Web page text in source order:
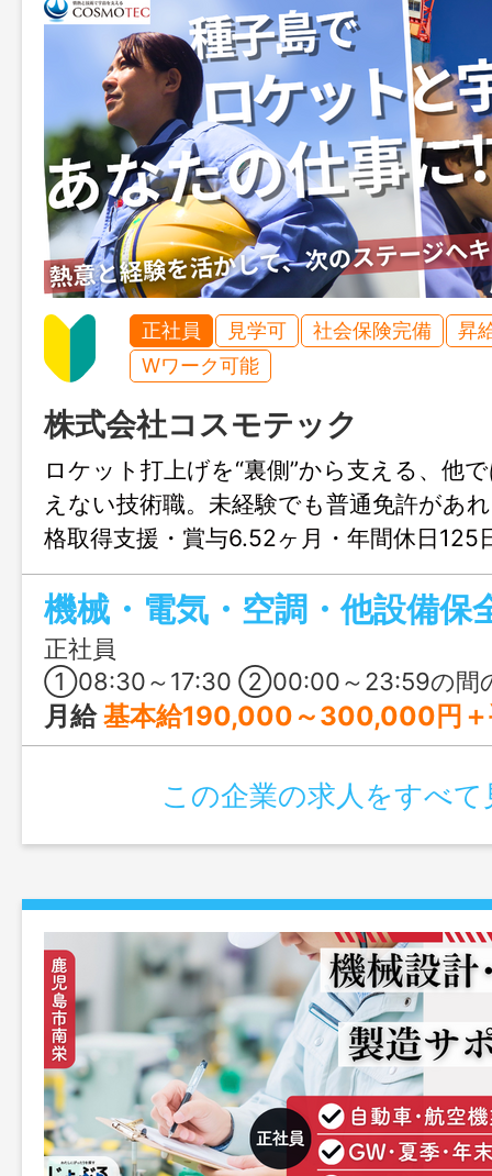
正社員 見学可 社会保険完備
昇
Wワーク可能
株式会社コスモテック
ロケット打上げを“裏側”から支える、他
えない技術職。未経験でも普通免許があ
格取得支援・賞与6.52ヶ月・年間休日125
経験者はJAXA関連業務や年収アップも目
定を両立できる求人です。
機械・電気・空調・他設備保
正社員
①08:30～17:30 ②00:00～23:59の間の8時間（交替シフト制） 基本は①、
月給基本給190,000～300,000円＋手当 ※賃金については、経験・
この企業の求人をすべて